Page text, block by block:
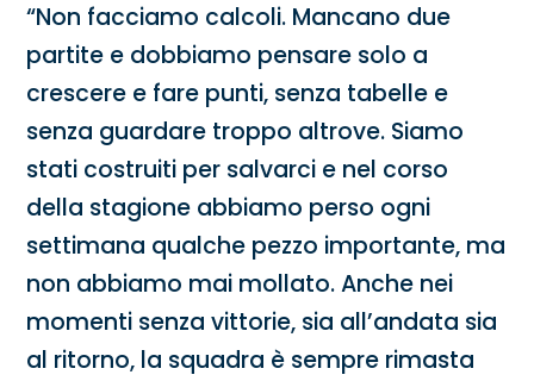
“Non facciamo calcoli. Mancano due
partite e dobbiamo pensare solo a
crescere e fare punti, senza tabelle e
senza guardare troppo altrove. Siamo
stati costruiti per salvarci e nel corso
della stagione abbiamo perso ogni
settimana qualche pezzo importante, ma
non abbiamo mai mollato. Anche nei
momenti senza vittorie, sia all’andata sia
al ritorno, la squadra è sempre rimasta